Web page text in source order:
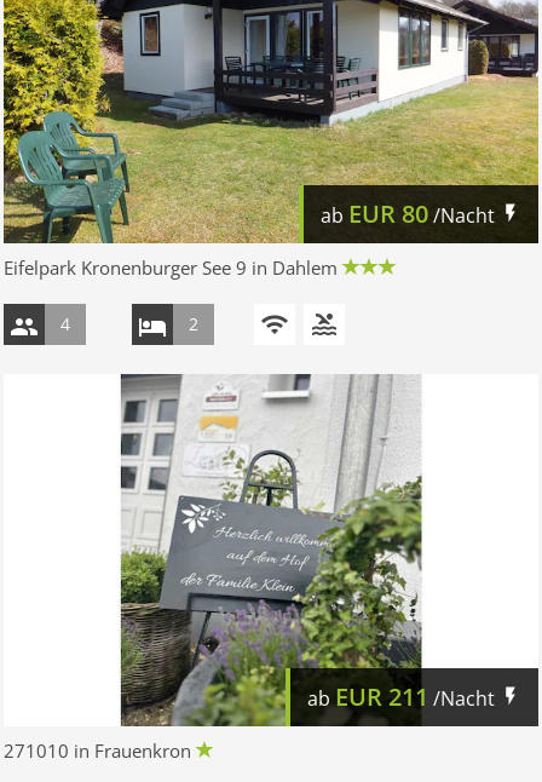
ab EUR 80/Nacht
Eifelpark Kronenburger See 9 in Dahlem
4 2
ab EUR 211 /Nacht
271010 in Frauenkron